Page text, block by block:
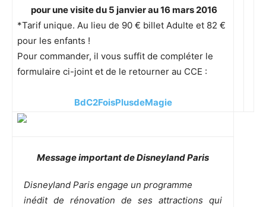
pour une visite du 5 janvier au 16 mars 2016
*Tarif unique. Au lieu de 90 € billet Adulte et 82 €
pour les enfants !
Pour commander, il vous suffit de compléter le
formulaire ci-joint et de le retourner au CCE :
BdC2FoisPlusdeMagie
Message important de Disneyland Paris
Disneyland Paris engage un programme
inédit de rénovation de ses attractions qui